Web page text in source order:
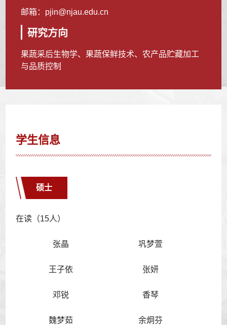
邮箱： pjin@njau.edu.cn
研究方向
果蔬采后生物学、果蔬保鲜技术、农产品贮藏加工
与品质控制
学生信息
硕士
在读（15人）
张晶 巩梦萱
王子依 张妍
邓锐 香琴
魏梦茹 余炯芬